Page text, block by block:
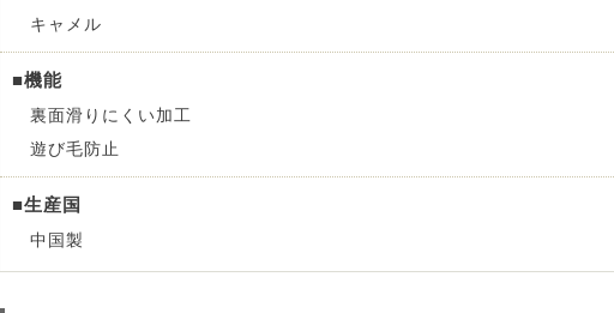
その他のサイズ
冷感・涼感ラグ
286×382cm（本間6畳）
プー／POOH
アリス／ALICE
ディズニープリンセス／DISNEY PRINCESS
プレミアムコレクション
バス・トイレ・ランドリー
シリーズで選ぶ
Tower タワー
Tosca トスカ
KINTO キントー
革小物
colne
MOOMIN（ムーミン）
PEANUTS（ピーナッツ）
Saana ja Olli（サーナヤオッリ）
Disney（ディズニー）
カーテンサイズの測り方
カーテンサイズの選び方
カーテンの形状記憶加工
遮光カーテンとは？
キャメル
■機能
裏面滑りにくい加工
遊び毛防止
■生産国
中国製